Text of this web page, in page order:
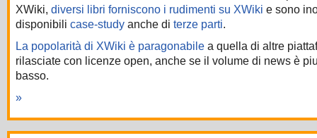
XWiki, diversi libri forniscono i rudimenti su XWiki e sono
disponibili case-study anche di terze parti.
La popolarità di XWiki è paragonabile a quella di altre
rilasciate con licenze open, anche se il volume di news è
basso.
»